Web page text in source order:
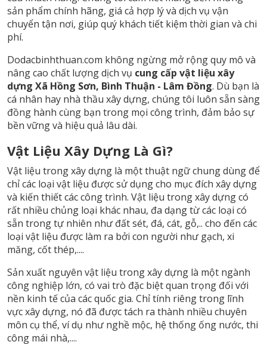
sản phẩm chính hãng, giá cả hợp lý và dịch vụ vận
chuyển tận nơi, giúp quý khách tiết kiệm thời gian và chi
phí.
Dodacbinhthuan.com không ngừng mở rộng quy mô và
nâng cao chất lượng dịch vụ cung cấp vật liệu xây
dựng Xã Hồng Sơn, Bình Thuận - Lâm Đồng. Dù bạn là
cá nhân hay nhà thầu xây dựng, chúng tôi luôn sẵn sàng
đồng hành cùng bạn trong mọi công trình, đảm bảo sự
bền vững và hiệu quả lâu dài.
Vật Liệu Xây Dựng Là Gì?
Vật liệu trong xây dựng là một thuật ngữ chung dùng để
chỉ các loại vật liệu được sử dụng cho mục đích xây dựng
và kiến thiết các công trình. Vật liệu trong xây dựng có
rất nhiều chủng loại khác nhau, đa dạng từ các loại có
sẵn trong tự nhiên như đất sét, đá, cát, gỗ,.. cho đến các
loại vật liệu được làm ra bởi con người như gạch, xi
măng, cốt thép,....
Sản xuất nguyên vật liệu trong xây dựng là một ngành
công nghiệp lớn, có vai trò đặc biệt quan trọng đối với
nền kinh tế của các quốc gia. Chỉ tính riêng trong lĩnh
vực xây dựng, nó đã được tách ra thành nhiều chuyên
môn cụ thể, ví dụ như nghề mộc, hệ thống ống nước, thi
công mái nhà,....